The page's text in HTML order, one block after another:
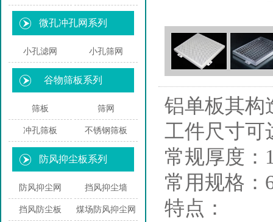
微孔冲孔网系列
小孔滤网 小孔筛网
谷物筛板系列
筛板 筛网
冲孔筛板 不锈钢筛板
防风抑尘板系列
防风抑尘网 挡风抑尘墙
挡风防尘板 煤场防风抑尘网
铝单板其构
工件尺寸可
常规厚度：
常用规格：
特点：